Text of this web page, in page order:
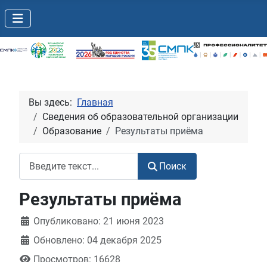
Вы здесь: Главная
Сведения об образовательной организации
Образование
Результаты приёма
Поиск
Результаты приёма
Информация о материале
Опубликовано: 21 июня 2023
Обновлено: 04 декабря 2025
Просмотров: 16628